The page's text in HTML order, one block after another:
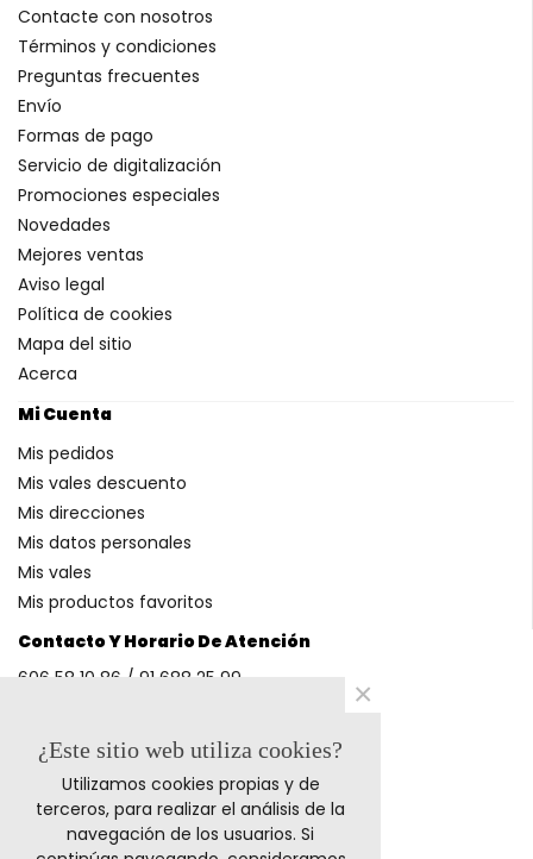
Contacto Y Horario De Atención
606 58 10 86 / 91 688 25 99
Métodos De Pago
Contacte con nosotros
Términos y condiciones
Preguntas frecuentes
Envío
Formas de pago
Servicio de digitalización
Promociones especiales
Novedades
Mejores ventas
Aviso legal
Política de cookies
Mapa del sitio
Acerca
Mi Cuenta
Mis pedidos
Mis vales descuento
Mis direcciones
Mis datos personales
Mis vales
Mis productos favoritos
¿Este sitio web utiliza cookies?
Utilizamos cookies propias y de
terceros, para realizar el análisis de la
navegación de los usuarios. Si
×